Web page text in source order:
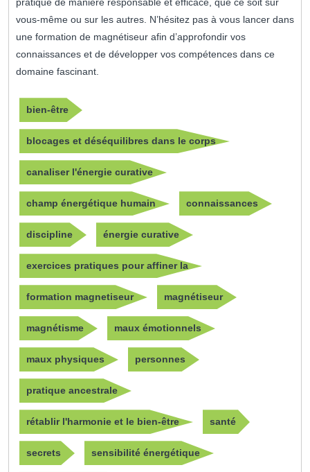
vous-même ou sur les autres. N’hésitez pas à vous lancer dans
une formation de magnétiseur afin d’approfondir vos
connaissances et de développer vos compétences dans ce
domaine fascinant.
bien-être
blocages et déséquilibres dans le corps
canaliser l'énergie curative
champ énergétique humain connaissances
discipline énergie curative
exercices pratiques pour affiner la
formation magnetiseur magnétiseur
magnétisme maux émotionnels
maux physiques personnes
pratique ancestrale
rétablir l'harmonie et le bien-être santé
secrets sensibilité énergétique